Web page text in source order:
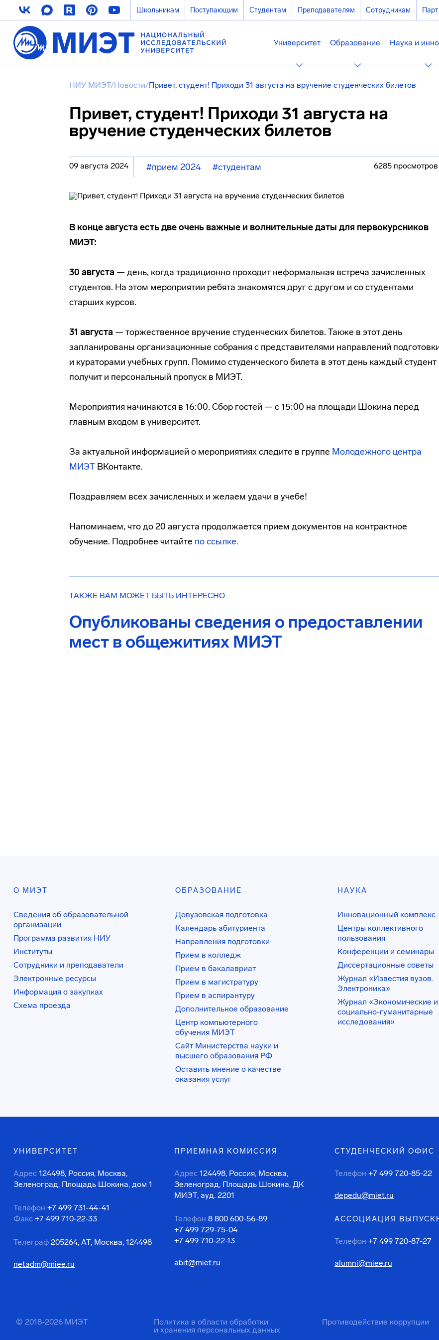
Школьникам Поступающим Студентам Преподавателям Сотрудникам
Университет Образование Наука и
НИУ МИЭТ/Новости/Привет, студент! Приходи 31 августа на вручение студенческих билетов
Привет, студент! Приходи 31 августа на
вручение студенческих билетов
09 августа 2024 #прием 2024 #студентам 6285 просмотров
В конце августа есть две очень важные и волнительные даты для первокурсников
МИЭТ:
30 августа — день, когда традиционно проходит неформальная встреча зачисленных
студентов. На этом мероприятии ребята знакомятся друг с другом и со студентами
старших курсов.
31 августа — торжественное вручение студенческих билетов. Также в этот день
запланированы организационные собрания с представителями направлений
и кураторами учебных групп. Помимо студенческого билета в этот день каждый студент
получит и персональный пропуск в МИЭТ.
Мероприятия начинаются в 16:00. Сбор гостей — с 15:00 на площади Шокина перед
главным входом в университет.
За актуальной информацией о мероприятиях следите в группе Молодежного центра
МИЭТ ВКонтакте.
Поздравляем всех зачисленных и желаем удачи в учебе!
Напоминаем, что до 20 августа продолжается прием документов на контрактное
обучение. Подробнее читайте по ссылке.
ТАКЖЕ ВАМ МОЖЕТ БЫТЬ ИНТЕРЕСНО
Опубликованы сведения о предоставлении
мест в общежитиях МИЭТ
О МИЭТ
Сведения об образовательной
организации
Программа развития НИУ
Институты
Сотрудники и преподаватели
Электронные ресурсы
Информация о закупках
Схема проезда
ОБРАЗОВАНИЕ
Довузовская подготовка
Календарь абитуриента
Направления подготовки
Прием в колледж
Прием в бакалавриат
Прием в магистратуру
Прием в аспирантуру
Дополнительное образование
Центр компьютерного
обучения МИЭТ
Сайт Министерства науки и
высшего образования РФ
Оставить мнение о качестве
оказания услуг
НАУКА
Инновационный комплекс
Центры коллективного
пользования
Конференции и семинары
Диссертационные советы
Журнал «Известия вузов.
Электроника»
Журнал «Экономические и
социально-гуманитарные
исследования»
УНИВЕРСИТЕТ
Адрес 124498, Россия, Москва,
Зеленоград, Площадь Шокина, дом 1
Телефон +7 499 731-44-41
Факс +7 499 710-22-33
Телеграф 205264, АТ, Москва, 124498
netadm@miee.ru
ПРИЕМНАЯ КОМИССИЯ
Адрес 124498, Россия, Москва,
Зеленоград, Площадь Шокина, ДК
МИЭТ, ауд. 2201
Телефон 8 800 600-56-89
+7 499 729-75-04
+7 499 710-22-13
abit@miet.ru
СТУДЕНЧЕСКИЙ ОФИС
Телефон +7 499 720-85-22
depedu@miet.ru
АССОЦИАЦИЯ
Телефон +7 499 720-87-27
alumni@miee.ru
© 2018-2026 МИЭТ
Политика в области обработки
и хранения персональных данных
Противодействие коррупции